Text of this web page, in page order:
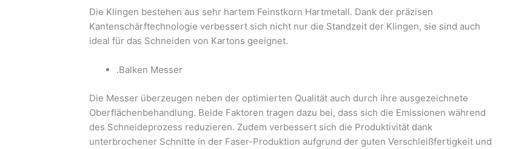
Die Klingen bestehen aus sehr hartem Feinstkorn Hartmetall. Dank der präzisen
Kantenschärftechnologie verbessert sich nicht nur die Standzeit der Klingen, sie sind auch
ideal für das Schneiden von Kartons geeignet.
.Balken Messer
Die Messer überzeugen neben der optimierten Qualität auch durch ihre ausgezeichnete
Oberflächenbehandlung. Beide Faktoren tragen dazu bei, dass sich die Emissionen während
des Schneideprozess reduzieren. Zudem verbessert sich die Produktivität dank
unterbrochener Schnitte in der Faser-Produktion aufgrund der guten Verschleißfertigkeit und